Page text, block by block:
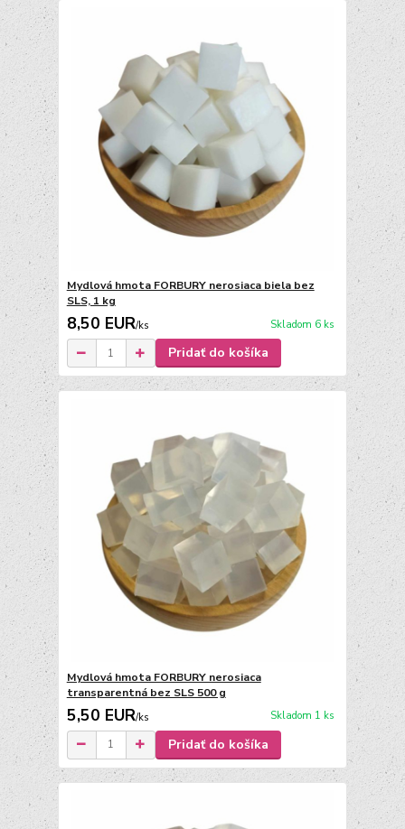
Mydlová hmota FORBURY nerosiaca biela bez
SLS, 1 kg
8,50 EUR/ks Skladom 6 ks
Pridať do košíka
Mydlová hmota FORBURY nerosiaca
transparentná bez SLS 500 g
5,50 EUR/ks Skladom 1 ks
Pridať do košíka